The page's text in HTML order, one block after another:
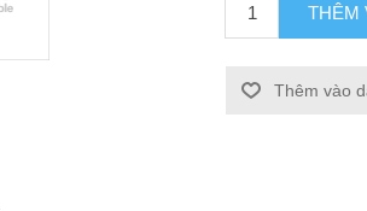
THÊM
Thêm vào